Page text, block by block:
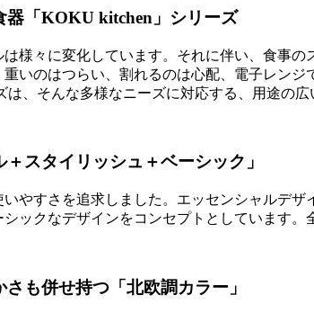
「KOKU kitchen」シリーズ
様々に変化しています。それに伴い、食事
いのはつらい、割れるのは心配、電子レン
、そんな多様なニーズに対応する、用途の広
スタイリッシュ＋ベーシック」
やすさを追求しました。エッセンシャルデ
ックなデザインをコンセプトとしています
も併せ持つ「北欧調カラー」